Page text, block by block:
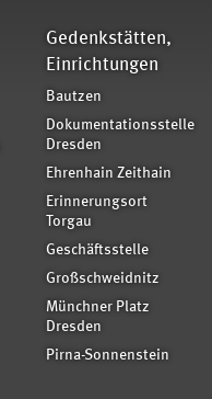
Gedenkstätten,
Einrichtungen
Bautzen
Dokumentationsstelle
Dresden
Ehrenhain Zeithain
Erinnerungsort
Torgau
Geschäftsstelle
Großschweidnitz
Münchner Platz
Dresden
Pirna-Sonnenstein